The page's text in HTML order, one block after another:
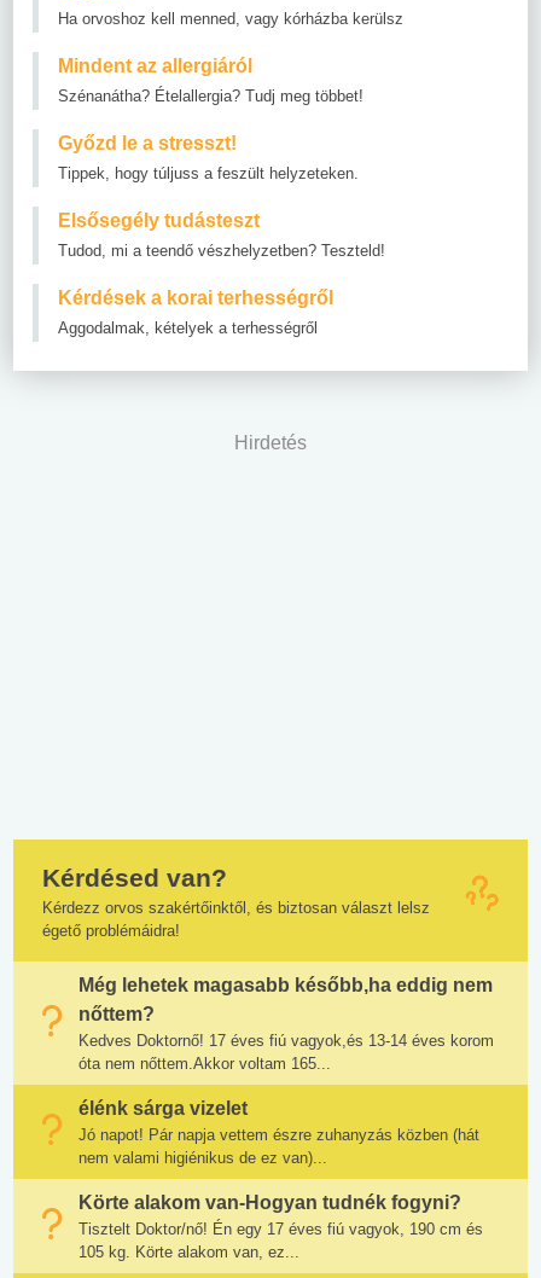
Ha orvoshoz kell menned, vagy kórházba kerülsz
Mindent az allergiáról
Szénanátha? Ételallergia? Tudj meg többet!
Győzd le a stresszt!
Tippek, hogy túljuss a feszült helyzeteken.
Elsősegély tudásteszt
Tudod, mi a teendő vészhelyzetben? Teszteld!
Kérdések a korai terhességről
Aggodalmak, kételyek a terhességről
Hirdetés
Kérdésed van?
Kérdezz orvos szakértőinktől, és biztosan választ lelsz
égető problémáidra!
Még lehetek magasabb később,ha eddig nem
nőttem?
Kedves Doktornő! 17 éves fiú vagyok,és 13-14 éves korom
óta nem nőttem.Akkor voltam 165...
élénk sárga vizelet
Jó napot! Pár napja vettem észre zuhanyzás közben (hát
nem valami higiénikus de ez van)...
Körte alakom van-Hogyan tudnék fogyni?
Tisztelt Doktor/nő! Én egy 17 éves fiú vagyok, 190 cm és
105 kg. Körte alakom van, ez...